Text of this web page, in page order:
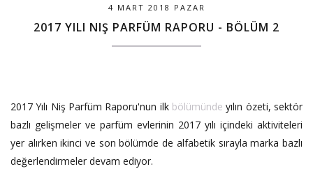
4 MART 2018 PAZAR
2017 YILI NIŞ PARFÜM RAPORU - BÖLÜM 2
2017 Yılı Niş Parfüm Raporu'nun ilk bölümünde yılın özeti, sektör
bazlı gelişmeler ve parfüm evlerinin 2017 yılı içindeki aktiviteleri
yer alırken ikinci ve son bölümde de alfabetik sırayla marka bazlı
değerlendirmeler devam ediyor.